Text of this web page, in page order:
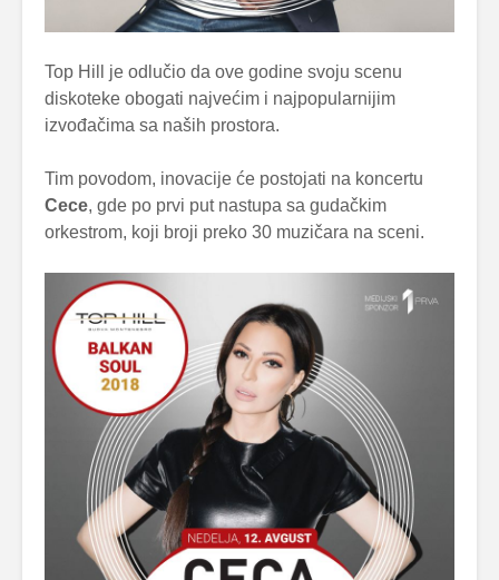
Top Hill je odlučio da ove godine svoju scenu
diskoteke obogati najvećim i najpopularnijim
izvođačima sa naših prostora.
Tim povodom, inovacije će postojati na koncertu
Cece, gde po prvi put nastupa sa gudačkim
orkestrom, koji broji preko 30 muzičara na sceni.